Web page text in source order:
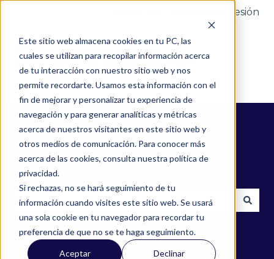
Este sitio web almacena cookies en tu PC, las
cuales se utilizan para recopilar información acerca
de tu interacción con nuestro sitio web y nos
permite recordarte. Usamos esta información con el
fin de mejorar y personalizar tu experiencia de
navegación y para generar analíticas y métricas
acerca de nuestros visitantes en este sitio web y
otros medios de comunicación. Para conocer más
acerca de las cookies, consulta nuestra política de
privacidad.
Si rechazas, no se hará seguimiento de tu
información cuando visites este sitio web. Se usará
una sola cookie en tu navegador para recordar tu
preferencia de que no se te haga seguimiento.
Aceptar Declinar
Iniciar sesión
¿Cómo podemos ayudarte?
No hay sugerencias porque el campo de